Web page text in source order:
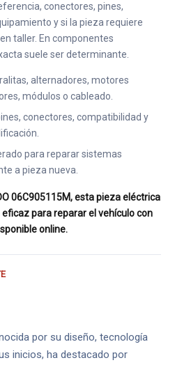
conectores, pines,
y si la pieza requiere
taller. En componentes
suele ser determinante.
alternadores, motores
módulos o cableado.
conectores, compatibilidad y
para reparar sistemas
a pieza nueva.
06C905115M, esta pieza eléctrica
para reparar el vehículo con
online.
por su diseño, tecnología
inicios, ha destacado por